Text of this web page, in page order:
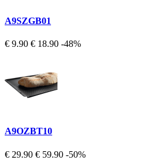
A9SZGB01
€ 9.90 € 18.90 -48%
A9OZBT10
€ 29.90 € 59.90 -50%